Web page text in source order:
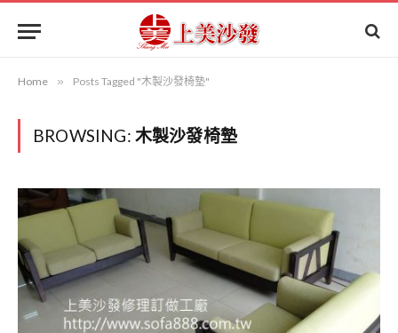
Home » Posts Tagged "木製沙發椅墊"
BROWSING: 木製沙發椅墊